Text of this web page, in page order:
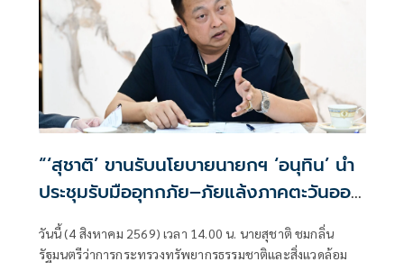
“‘สุชาติ’ ขานรับนโยบายนายกฯ ‘อนุทิน’ นำ
ประชุมรับมืออุทกภัย–ภัยแล้งภาคตะวันออก
สั่ง 8 จังหวัดเตรียมพร้อมทุกมิติ”
วันนี้ (4 สิงหาคม 2569) เวลา 14.00 น. นายสุชาติ ชมกลิ่น
รัฐมนตรีว่าการกระทรวงทรัพยากรธรรมชาติและสิ่งแวดล้อม